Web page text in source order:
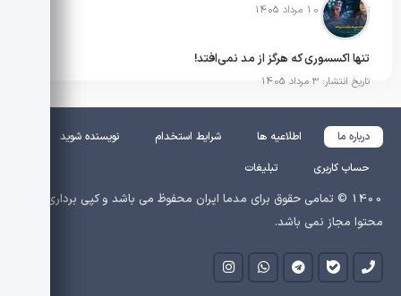
تاریخ انتشار: 10 مرداد 1405
تنها اکسسوری که هرگز از مد نمی‌افتد!
تاریخ انتشار: 3 مرداد 1405
درباره ما اطلاعیه ها شرایط استخدام
نویسنده شوید
حساب کاربری
تبلیغات
1400 © تمامی حقوق برای مدما ایران محفوظ می باشد و کپی برداری از
محتوا مجاز نمی باشد.